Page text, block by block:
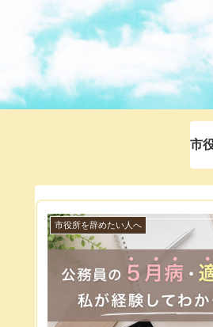
市
市役所を辞めたい人へ